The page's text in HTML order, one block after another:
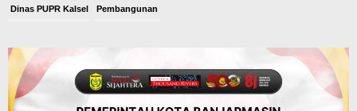
Dinas PUPR Kalsel Pembangunan
Pemerintah Janji Tingkatkan Fasilitas
Keselamatan Jalan Alternatif
Banjarbaru–Batulicin